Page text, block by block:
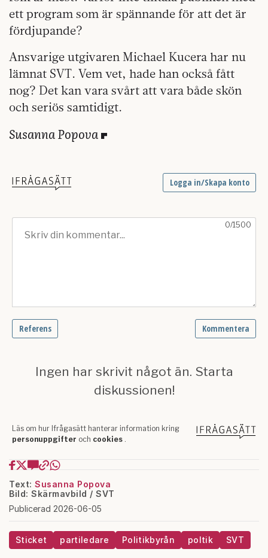
ett program som är spännande för att det är
fördjupande?
Ansvarige utgivaren Michael Kucera har nu
lämnat SVT. Vem vet, hade han också fått
nog? Det kan vara svårt att vara både skön
och seriös samtidigt.
Susanna Popova
Text: Susanna Popova
Bild: Skärmavbild / SVT
Publicerad 2026-06-05
Sticket partiledare Politikbyrån poltik SVT